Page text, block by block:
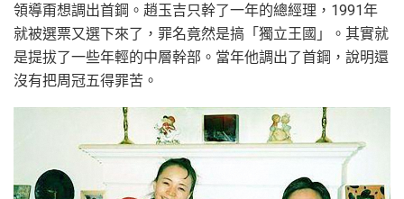
領導甭想調出首鋼。趙玉吉只幹了一年的總經理，1991年
就被選票又選下來了，罪名竟然是搞「獨立王國」。其實就
是提拔了一些年輕的中層幹部。當年他調出了首鋼，說明還
沒有把周冠五得罪苦。